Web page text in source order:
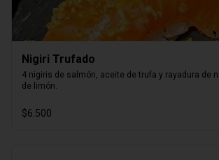
Nigiri Trufado
4 nigiris de salmón, aceite de trufa y rayadura de
de limón.
$6.500